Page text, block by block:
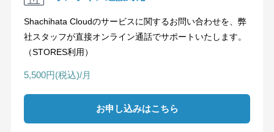
Shachihata Cloudのサービスに関するお問い合わせを、弊
社スタッフが直接オンライン通話でサポートいたします。
（STORES利用）
5,500円(税込)/月
お申し込みはこちら